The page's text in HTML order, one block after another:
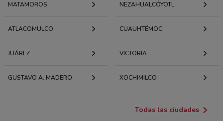
MATAMOROS NEZAHUALCÓYOTL
ATLACOMULCO CUAUHTÉMOC
JUÁREZ VICTORIA
GUSTAVO A. MADERO XOCHIMILCO
Todas las ciudades